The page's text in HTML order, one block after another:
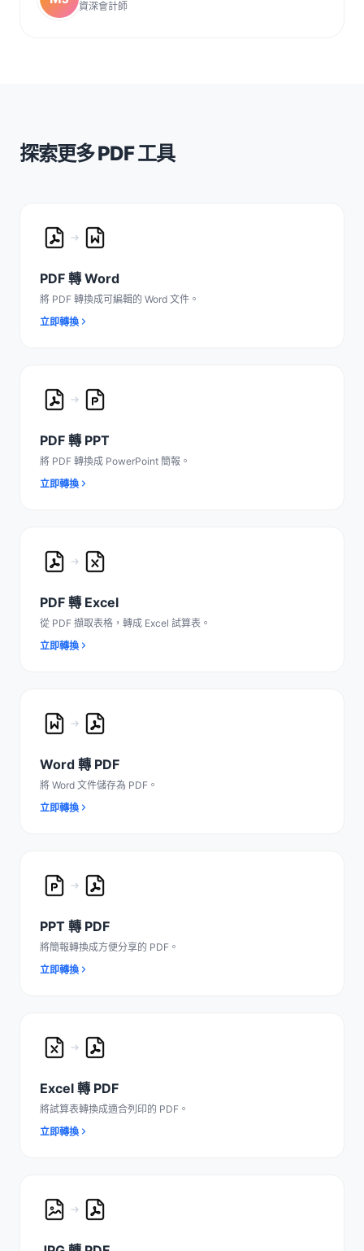
資深會計師
探索更多 PDF 工具
PDF 轉 Word
將 PDF 轉換成可編輯的 Word 文件。
立即轉換
PDF 轉 PPT
將 PDF 轉換成 PowerPoint 簡報。
立即轉換
PDF 轉 Excel
從 PDF 擷取表格，轉成 Excel 試算表。
立即轉換
Word 轉 PDF
將 Word 文件儲存為 PDF。
立即轉換
PPT 轉 PDF
將簡報轉換成方便分享的 PDF。
立即轉換
Excel 轉 PDF
將試算表轉換成適合列印的 PDF。
立即轉換